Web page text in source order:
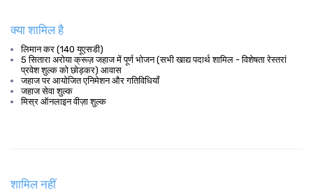
क्या शामिल है
लिमान कर (140 यूएसडी)
5 सितारा अरोया क्रूज़ जहाज में पूर्ण भोजन (सभी खाद्य पदार्थ शामिल - विशेषता रेस्तरां
प्रवेश शुल्क को छोड़कर) आवास
जहाज पर आयोजित एनिमेशन और गतिविधियाँ
जहाज सेवा शुल्क
मिस्र ऑनलाइन वीज़ा शुल्क
शामिल नहीं